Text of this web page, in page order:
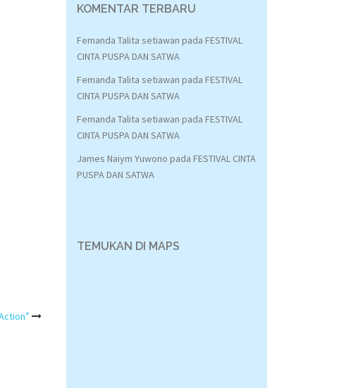
KOMENTAR TERBARU
Femanda Talita setiawan pada FESTIVAL
CINTA PUSPA DAN SATWA
Femanda Talita setiawan pada FESTIVAL
CINTA PUSPA DAN SATWA
Femanda Talita setiawan pada FESTIVAL
CINTA PUSPA DAN SATWA
James Naiym Yuwono pada FESTIVAL CINTA
PUSPA DAN SATWA
TEMUKAN DI MAPS